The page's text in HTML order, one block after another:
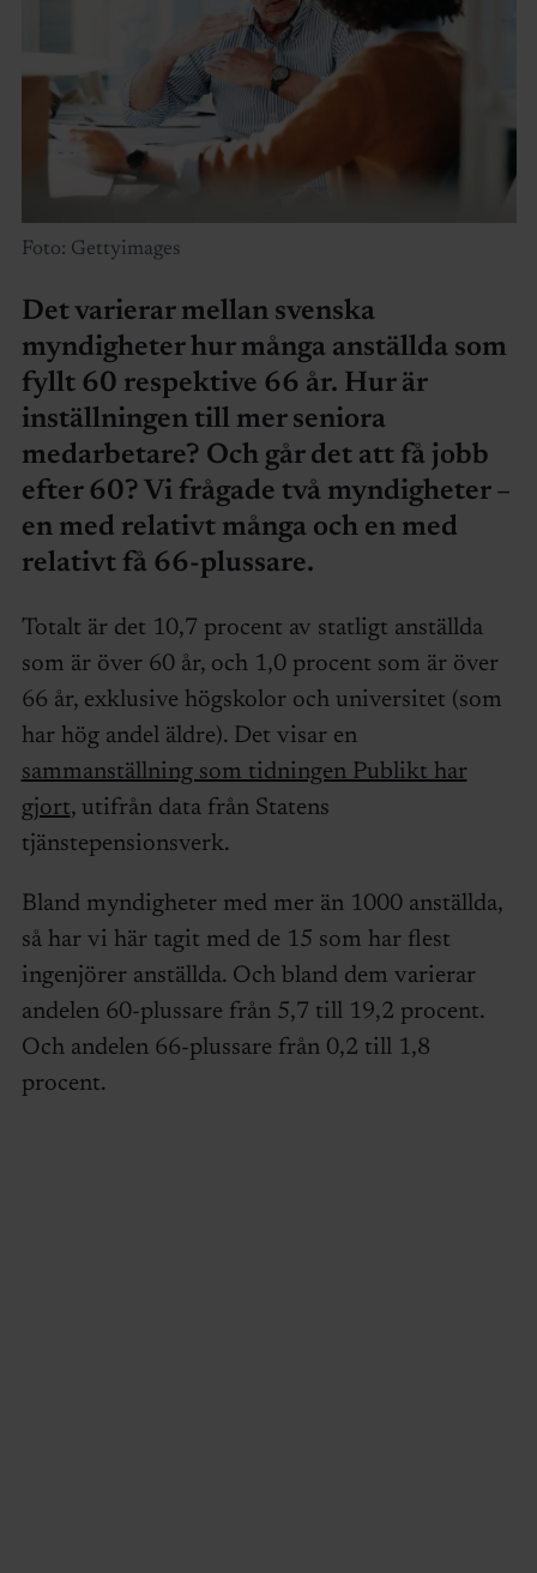
Foto: Gettyimages
Det varierar mellan svenska
myndigheter hur många anställda som
fyllt 60 respektive 66 år. Hur är
inställningen till mer seniora
medarbetare? Och går det att få jobb
efter 60? Vi frågade två myndigheter –
en med relativt många och en med
relativt få 66-plussare.
Totalt är det 10,7 procent av statligt anställda
som är över 60 år, och 1,0 procent som är över
66 år, exklusive högskolor och universitet (som
har hög andel äldre). Det visar en
sammanställning som tidningen Publikt har
gjort, utifrån data från Statens
tjänstepensionsverk.
Bland myndigheter med mer än 1000 anställda,
så har vi här tagit med de 15 som har flest
ingenjörer anställda. Och bland dem varierar
andelen 60-plussare från 5,7 till 19,2 procent.
Och andelen 66-plussare från 0,2 till 1,8
procent.